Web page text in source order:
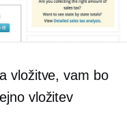
vložitve, vam bo
vložitev